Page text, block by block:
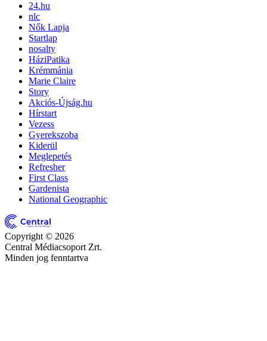
24.hu
nlc
Nők Lapja
Startlap
nosalty
HáziPatika
Krémmánia
Marie Claire
Story
Akciós-Újság.hu
Hírstart
Vezess
Gyerekszoba
Kiderül
Meglepetés
Refresher
First Class
Gardenista
National Geographic
Copyright © 2026
Central Médiacsoport Zrt.
Minden jog fenntartva